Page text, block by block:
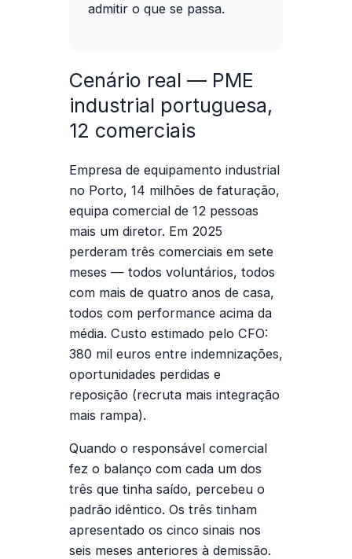
admitir o que se passa.
Cenário real — PME
industrial portuguesa,
12 comerciais
Empresa de equipamento industrial
no Porto, 14 milhões de faturação,
equipa comercial de 12 pessoas
mais um diretor. Em 2025
perderam três comerciais em sete
meses — todos voluntários, todos
com mais de quatro anos de casa,
todos com performance acima da
média. Custo estimado pelo CFO:
380 mil euros entre indemnizações,
oportunidades perdidas e
reposição (recruta mais integração
mais rampa).
Quando o responsável comercial
fez o balanço com cada um dos
três que tinha saído, percebeu o
padrão idêntico. Os três tinham
apresentado os cinco sinais nos
seis meses anteriores à demissão.